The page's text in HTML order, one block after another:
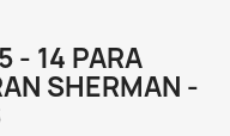
- 14 PARA
SHERMAN -